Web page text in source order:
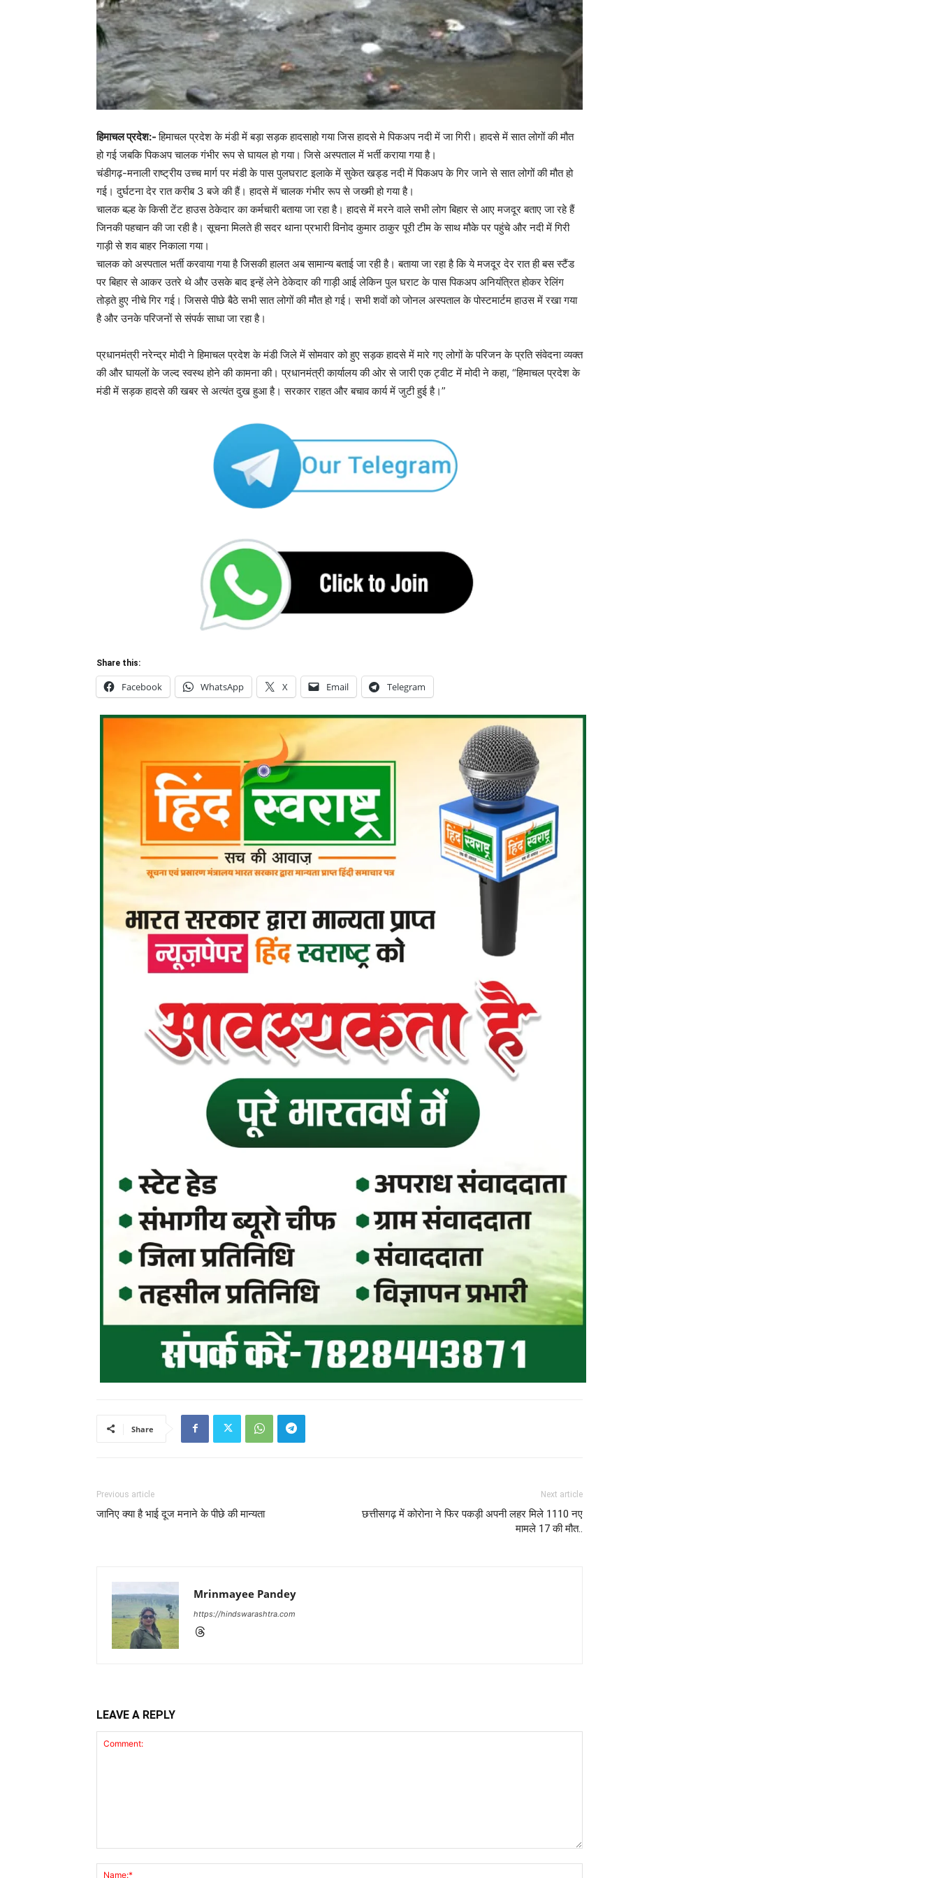
हिमाचल प्रदेश:-हिमाचल प्रदेश के मंडी में बड़ा सड़क हादसाहो गया जिस हादसे मे पिकअप नदी में जा गिरी। हादसे में सात लोगों की मौत
हो गई जबकि पिकअप चालक गंभीर रूप से घायल हो गया। जिसे अस्पताल में भर्ती कराया गया है।
चंडीगढ़-मनाली राष्ट्रीय उच्च मार्ग पर मंडी के पास पुलघराट इलाके में सुकेत खड्ड नदी में पिकअप के गिर जाने से सात लोगों की मौत हो
गई। दुर्घटना देर रात करीब 3 बजे की हैं। हादसे में चालक गंभीर रूप से जख्मी हो गया है।
चालक बल्ह के किसी टेंट हाउस ठेकेदार का कर्मचारी बताया जा रहा है। हादसे में मरने वाले सभी लोग बिहार से आए मजदूर बताए जा रहे हैं
जिनकी पहचान की जा रही है। सूचना मिलते ही सदर थाना प्रभारी विनोद कुमार ठाकुर पूरी टीम के साथ मौके पर पहुंचे और नदी में गिरी
गाड़ी से शव बाहर निकाला गया।
चालक को अस्पताल भर्ती करवाया गया है जिसकी हालत अब सामान्य बताई जा रही है। बताया जा रहा है कि ये मजदूर देर रात ही बस स्टैंड
पर बिहार से आकर उतरे थे और उसके बाद इन्हें लेने ठेकेदार की गाड़ी आई लेकिन पुल घराट के पास पिकअप अनियंत्रित होकर रेलिंग
तोड़ते हुए नीचे गिर गई। जिससे पीछे बैठे सभी सात लोगों की मौत हो गई। सभी शवों को जोनल अस्पताल के पोस्टमार्टम हाउस में रखा गया
है और उनके परिजनों से संपर्क साधा जा रहा है।
प्रधानमंत्री नरेन्द्र मोदी ने हिमाचल प्रदेश के मंडी जिले में सोमवार को हुए सड़क हादसे में मारे गए लोगों के परिजन के प्रति संवेदना व्यक्त
की और घायलों के जल्द स्वस्थ होने की कामना की। प्रधानमंत्री कार्यालय की ओर से जारी एक ट्वीट में मोदी ने कहा, “हिमाचल प्रदेश के
मंडी में सड़क हादसे की खबर से अत्यंत दुख हुआ है। सरकार राहत और बचाव कार्य में जुटी हुई है।”
Share this:
Facebook WhatsApp X Email Telegram
Share
Previous article
जानिए क्या है भाई दूज मनाने के पीछे की मान्यता
Next article
छत्तीसगढ़ में कोरोना ने फिर पकड़ी अपनी लहर मिले 1110 नए
मामले 17 की मौत..
Mrinmayee Pandey
https://hindswarashtra.com
LEAVE A REPLY